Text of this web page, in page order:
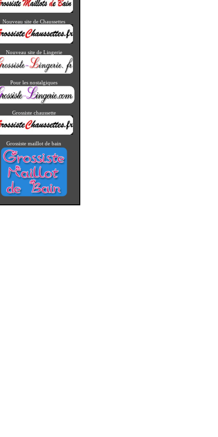
> Voir la réf. : chf741
> Voir la réf. : e1304
Nouveau site de Chaussettes
Nouveau site de Lingerie
Pour les nostalgiques
Grossiste chaussette
Grossiste maillot de bain